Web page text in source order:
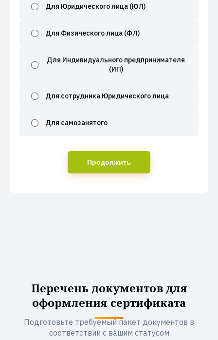
Для Юридического лица (ЮЛ)
Для Физического лица (ФЛ)
Для Индивидуального предпринимателя
(ИП)
Для сотрудника Юридического лица
Для самозанятого
Продолжить
Перечень документов для
оформления сертификата
Подготовьте требуемый пакет документов в
соответствии с вашим статусом